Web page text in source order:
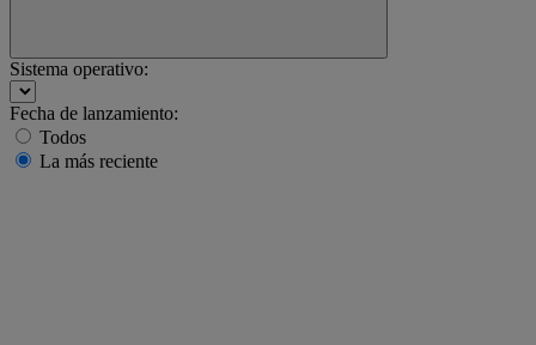
Sistema operativo:
Fecha de lanzamiento:
Todos
La más reciente